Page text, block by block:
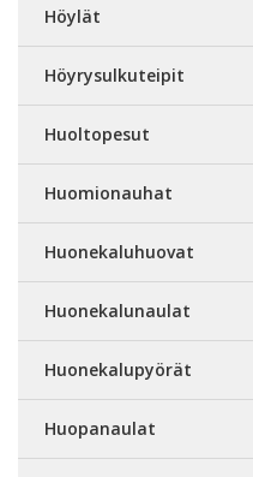
Höylät
Höyrysulkuteipit
Huoltopesut
Huomionauhat
Huonekaluhuovat
Huonekalunaulat
Huonekalupyörät
Huopanaulat